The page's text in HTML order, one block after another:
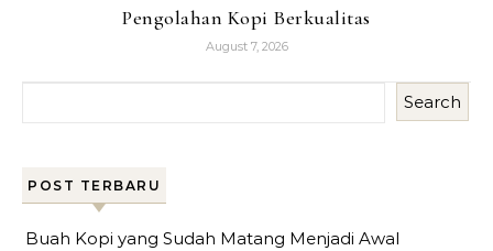
Pengolahan Kopi Berkualitas
August 7, 2026
Search
POST TERBARU
Buah Kopi yang Sudah Matang Menjadi Awal